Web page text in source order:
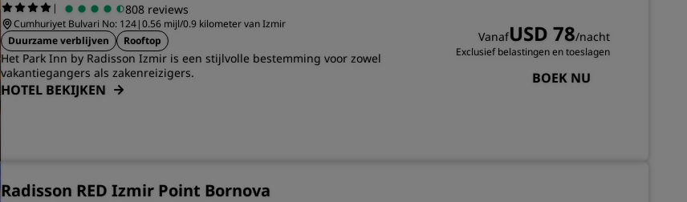
Digitale services
Radisson Hotels-app
Hoe u punten kunt verdienen
Bookers and Planners
| 808 reviews
Cumhuriyet Bulvari No: 124|0.56 mijl/0.9 kilometer van Izmir
Duurzame verblijven
Rooftop
Het Park Inn by Radisson Izmir is een stijlvolle bestemming voor zowel
vakantiegangers als zakenreizigers.
HOTEL BEKIJKEN
VanafUSD 78/nacht
Exclusief belastingen en toeslagen
BOEK NU
Radisson RED Izmir Point Bornova